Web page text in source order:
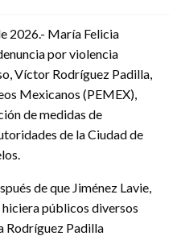
2026.- María Felicia
por violencia
Víctor Rodríguez Padilla,
Mexicanos (PEMEX),
de medidas de
de la Ciudad de
de que Jiménez Lavie,
públicos diversos
Rodríguez Padilla